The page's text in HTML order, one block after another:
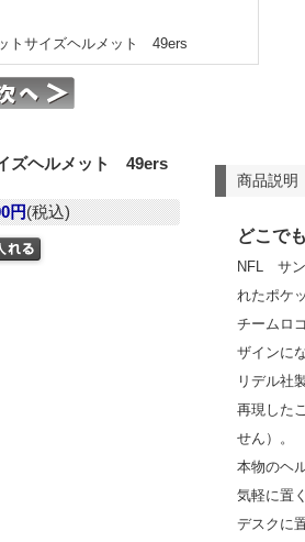
サイズヘルメット 49ers
商品説明
どこで
NFL サン
れたポケ
チームロ
ザインに
リデル社
再現した
せん）。
本物のヘ
気軽に置
デスクに
ズヘルメット 49ers
円(税込)